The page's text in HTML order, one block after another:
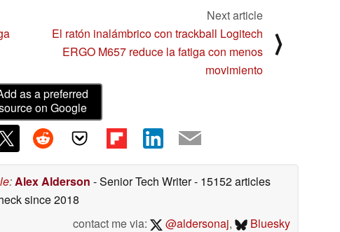
Next article
El ratón inalámbrico con trackball Logitech
ERGO M657 reduce la fatiga con menos
movimiento
⟩
as a preferred
on Google
:Alex Alderson - Senior Tech Writer- 15152 articles
since 2018
contact me via:
@aldersonaj, Bluesky